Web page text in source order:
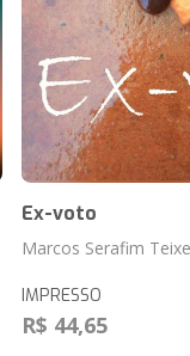
Ex-voto
Marcos Serafim
IMPRESSO
R$ 44,65